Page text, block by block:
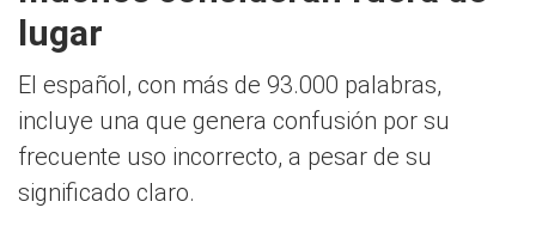
lugar
El español, con más de 93.000 palabras,
incluye una que genera confusión por su
frecuente uso incorrecto, a pesar de su
significado claro.